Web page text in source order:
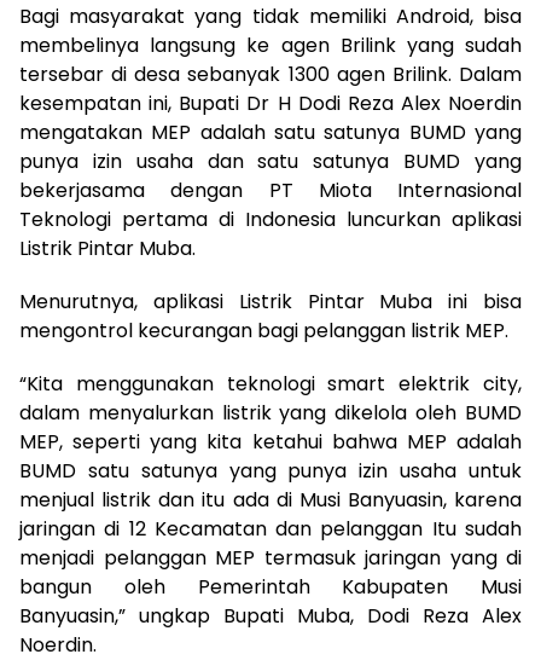
Bagi masyarakat yang tidak memiliki Android, bisa
membelinya langsung ke agen Brilink yang sudah
tersebar di desa sebanyak 1300 agen Brilink. Dalam
kesempatan ini, Bupati Dr H Dodi Reza Alex Noerdin
mengatakan MEP adalah satu satunya BUMD yang
punya izin usaha dan satu satunya BUMD yang
bekerjasama dengan PT Miota Internasional
Teknologi pertama di Indonesia luncurkan aplikasi
Listrik Pintar Muba.
Menurutnya, aplikasi Listrik Pintar Muba ini bisa
mengontrol kecurangan bagi pelanggan listrik MEP.
“Kita menggunakan teknologi smart elektrik city,
dalam menyalurkan listrik yang dikelola oleh BUMD
MEP, seperti yang kita ketahui bahwa MEP adalah
BUMD satu satunya yang punya izin usaha untuk
menjual listrik dan itu ada di Musi Banyuasin, karena
jaringan di 12 Kecamatan dan pelanggan Itu sudah
menjadi pelanggan MEP termasuk jaringan yang di
bangun oleh Pemerintah Kabupaten Musi
Banyuasin,” ungkap Bupati Muba, Dodi Reza Alex
Noerdin.